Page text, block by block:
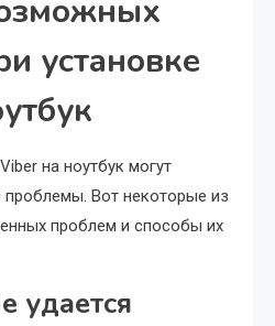
установке
на ноутбук могут
проблемы. Вот некоторые из
проблем и способы их
удается